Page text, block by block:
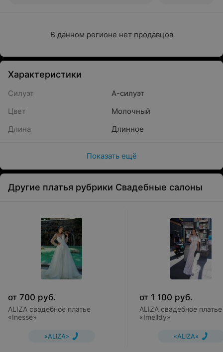
В данном регионе нет продавцов
Характеристики
Силуэт
А-силуэт
Цвет
Молочный
Длина
Длинное
Показать ещё
Другие платья рубрики Свадебные салоны
от 700 руб.
ALIZA свадебное платье
«Inesse»
«ALIZA»
от 1 100 руб.
ALIZA свадебное платье
«Imelldy»
«ALIZA»